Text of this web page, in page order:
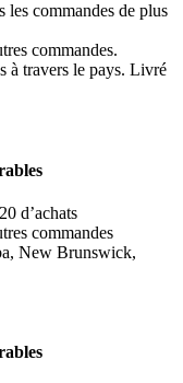
commandes de plus
commandes.
à travers le pays. Livré
d’achats
commandes
New Brunswick,